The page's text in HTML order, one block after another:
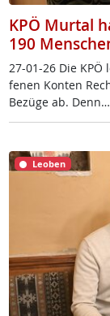
KPÖ Murtal
190
27-01-26 Die
fe­nen Kon­ten
Be­zü­ge ab. Denn…
Leoben